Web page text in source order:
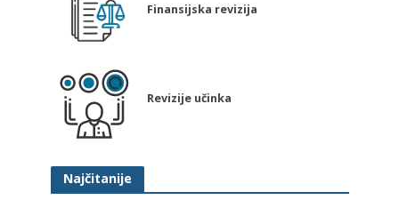
Finansijska revizija
Revizije učinka
Najčitanije